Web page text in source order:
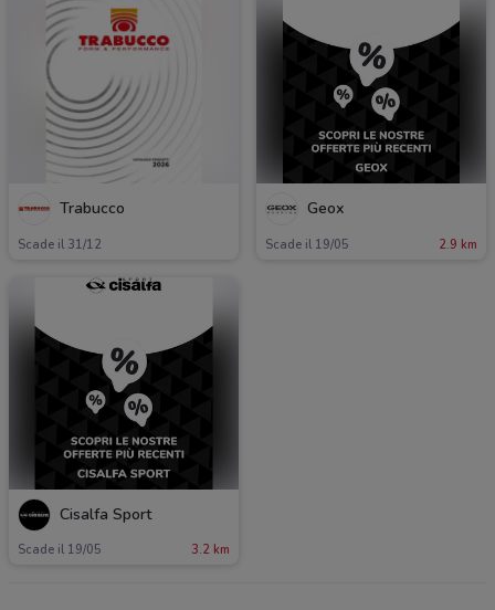
Trabucco
Scade il 31/12
Geox
Scade il 19/05 2.9 km
Cisalfa Sport
Scade il 19/05 3.2 km